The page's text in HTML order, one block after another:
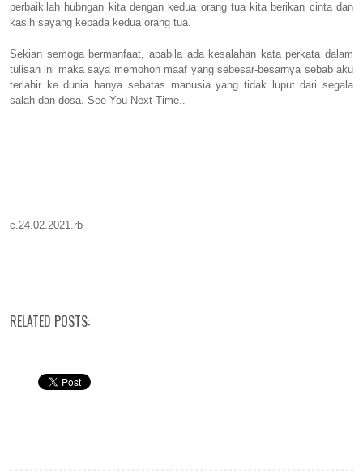
perbaikilah hubngan kita dengan kedua orang tua kita berikan cinta dan
kasih sayang kepada kedua orang tua.
Sekian semoga bermanfaat, apabila ada kesalahan kata perkata dalam
tulisan ini maka saya memohon maaf yang sebesar-besarnya sebab aku
terlahir ke dunia hanya sebatas manusia yang tidak luput dari segala
salah dan dosa. See You Next Time..
c.24.02.2021.rb
RELATED POSTS: